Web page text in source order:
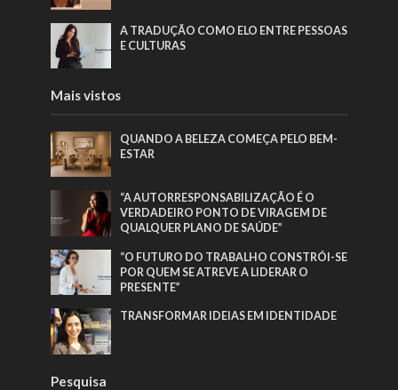
A TRADUÇÃO COMO ELO ENTRE PESSOAS
E CULTURAS
Mais vistos
QUANDO A BELEZA COMEÇA PELO BEM-
ESTAR
“A AUTORRESPONSABILIZAÇÃO É O
VERDADEIRO PONTO DE VIRAGEM DE
QUALQUER PLANO DE SAÚDE”
“O FUTURO DO TRABALHO CONSTRÓI-SE
POR QUEM SE ATREVE A LIDERAR O
PRESENTE”
TRANSFORMAR IDEIAS EM IDENTIDADE
Pesquisa